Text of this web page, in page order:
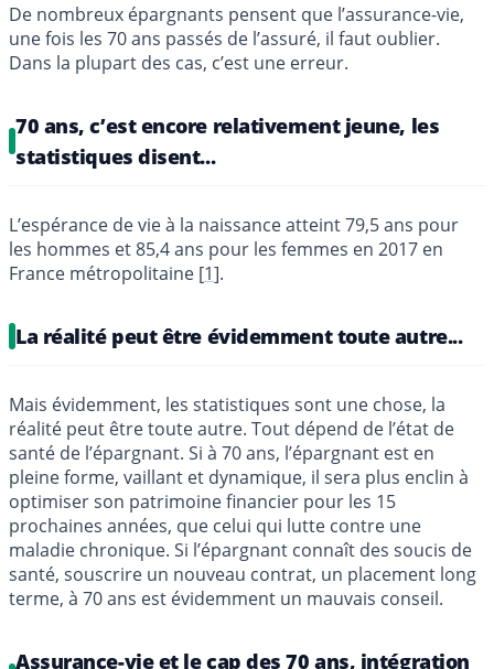
De nombreux épargnants pensent que l’assurance-vie,
une fois les 70 ans passés de l’assuré, il faut oublier.
Dans la plupart des cas, c’est une erreur.
70 ans, c’est encore relativement jeune, les
statistiques disent...
L’espérance de vie à la naissance atteint 79,5 ans pour
les hommes et 85,4 ans pour les femmes en 2017 en
France métropolitaine [1].
La réalité peut être évidemment toute autre...
Mais évidemment, les statistiques sont une chose, la
réalité peut être toute autre. Tout dépend de l’état de
santé de l’épargnant. Si à 70 ans, l’épargnant est en
pleine forme, vaillant et dynamique, il sera plus enclin à
optimiser son patrimoine financier pour les 15
prochaines années, que celui qui lutte contre une
maladie chronique. Si l’épargnant connaît des soucis de
santé, souscrire un nouveau contrat, un placement long
terme, à 70 ans est évidemment un mauvais conseil.
Assurance-vie et le cap des 70 ans, intégration